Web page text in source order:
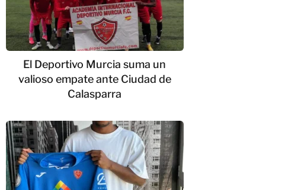
El Deportivo Murcia suma un
valioso empate ante Ciudad de
Calasparra